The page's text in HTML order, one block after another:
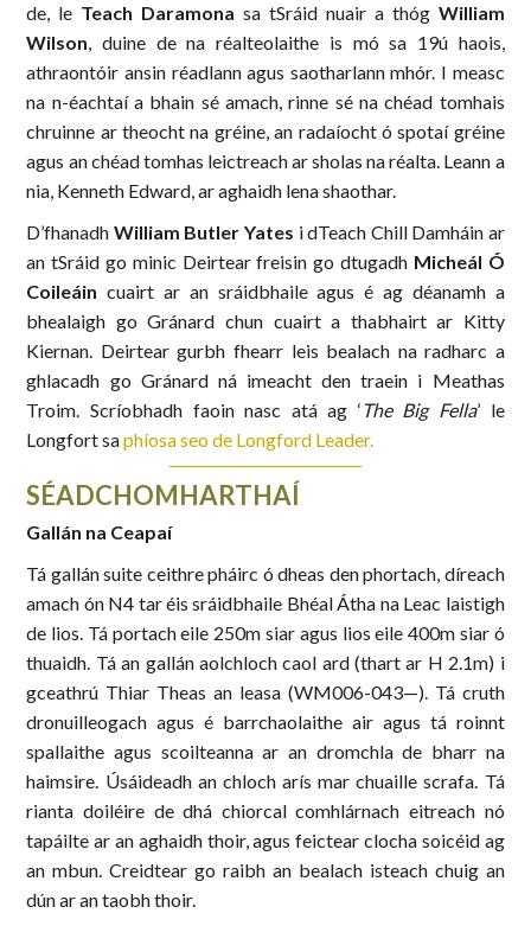
de, le Teach Daramona sa tSráid nuair a thóg William
Wilson, duine de na réalteolaithe is mó sa 19ú haois,
athraontóir ansin réadlann agus saotharlann mhór. I measc
na n-éachtaí a bhain sé amach, rinne sé na chéad tomhais
chruinne ar theocht na gréine, an radaíocht ó spotaí gréine
agus an chéad tomhas leictreach ar sholas na réalta. Leann a
nia, Kenneth Edward, ar aghaidh lena shaothar.
D’fhanadh William Butler Yates i dTeach Chill Damháin ar
an tSráid go minic Deirtear freisin go dtugadh Micheál Ó
Coileáin cuairt ar an sráidbhaile agus é ag déanamh a
bhealaigh go Gránard chun cuairt a thabhairt ar Kitty
Kiernan. Deirtear gurbh fhearr leis bealach na radharc a
ghlacadh go Gránard ná imeacht den traein i Meathas
Troim. Scríobhadh faoin nasc atá ag ‘The Big Fella’ le
Longfort saphíosa seo de Longford Leader.
SÉADCHOMHARTHAÍ
Gallán na Ceapaí
Tá gallán suite ceithre pháirc ó dheas den phortach, díreach
amach ón N4 tar éis sráidbhaile Bhéal Átha na Leac laistigh
de lios. Tá portach eile 250m siar agus lios eile 400m siar ó
thuaidh. Tá an gallán aolchloch caol ard (thart ar H 2.1m) i
gceathrú Thiar Theas an leasa (WM006-043—). Tá cruth
dronuilleogach agus é barrchaolaithe air agus tá roinnt
spallaithe agus scoilteanna ar an dromchla de bharr na
haimsire. Úsáideadh an chloch arís mar chuaille scrafa. Tá
rianta doiléire de dhá chiorcal comhlárnach eitreach nó
tapáilte ar an aghaidh thoir, agus feictear clocha soicéid ag
an mbun. Creidtear go raibh an bealach isteach chuig an
dún ar an taobh thoir.